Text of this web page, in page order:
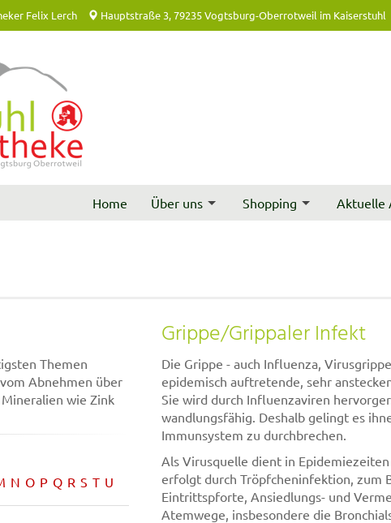
Felix Lerch Hauptstraße 3, 79235 Vogtsburg-Oberrotweil im Kaiserstuhl
Home Über uns Shopping Aktuelle
Themen
Abnehmen über
wie Zink
N O P Q R S T U
Grippe/Grippaler Infekt
Die Grippe - auch Influenza,
epidemisch auftretende, sehr
Sie wird durch Influenzaviren
wandlungsfähig. Deshalb gelingt es
Immunsystem zu durchbrechen.
Als Virusquelle dient in
erfolgt durch Tröpfcheninfektion, zum
Eintrittspforte, Ansiedlungs- und
Atemwege, insbesondere die